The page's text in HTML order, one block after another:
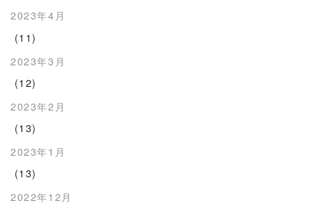
2023年4月
(11)
2023年3月
(12)
2023年2月
(13)
2023年1月
(13)
2022年12月